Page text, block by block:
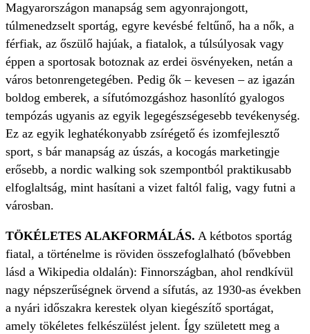
Magyarországon manapság sem agyonrajongott,
túlmenedzselt sportág, egyre kevésbé feltűnő, ha a nők, a
férfiak, az őszülő hajúak, a fiatalok, a túlsúlyosak vagy
éppen a sportosak botoznak az erdei ösvényeken, netán a
város betonrengetegében. Pedig ők – kevesen – az igazán
boldog emberek, a sífutómozgáshoz hasonlító gyalogos
tempózás ugyanis az egyik legegészségesebb tevékenység.
Ez az egyik leghatékonyabb zsírégető és izomfejlesztő
sport, s bár manapság az úszás, a kocogás marketingje
erősebb, a nordic walking sok szempontból praktikusabb
elfoglaltság, mint hasítani a vizet faltól falig, vagy futni a
városban.
TÖKÉLETES ALAKFORMÁLÁS. A kétbotos sportág
fiatal, a történelme is röviden összefoglalható (bővebben
lásd a Wikipedia oldalán): Finnországban, ahol rendkívül
nagy népszerűségnek örvend a sífutás, az 1930-as években
a nyári időszakra kerestek olyan kiegészítő sportágat,
amely tökéletes felkészülést jelent. Így született meg a